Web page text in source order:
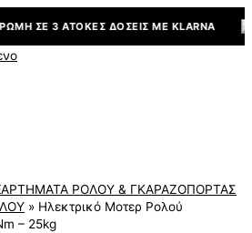
ΣΕ 3 ΆΤΟΚΕΣ ΔΌΣΕΙΣ ΜΕ KLARNA
ΡΟΛΟΥ & ΓΚΑΡΑΖΟΠΟΡΤΑΣ
» Ηλεκτρικό Μοτερ Ρολού
– 25kg